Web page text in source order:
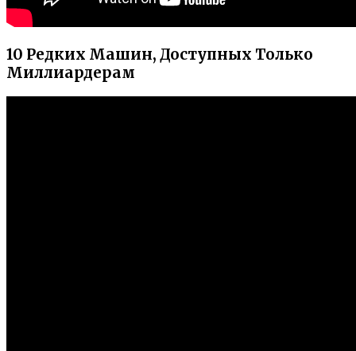
10 Редких Машин, Доступных Только
Миллиардерам